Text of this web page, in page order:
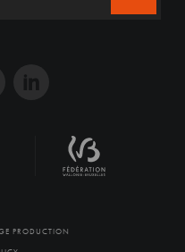
PRODUCTION